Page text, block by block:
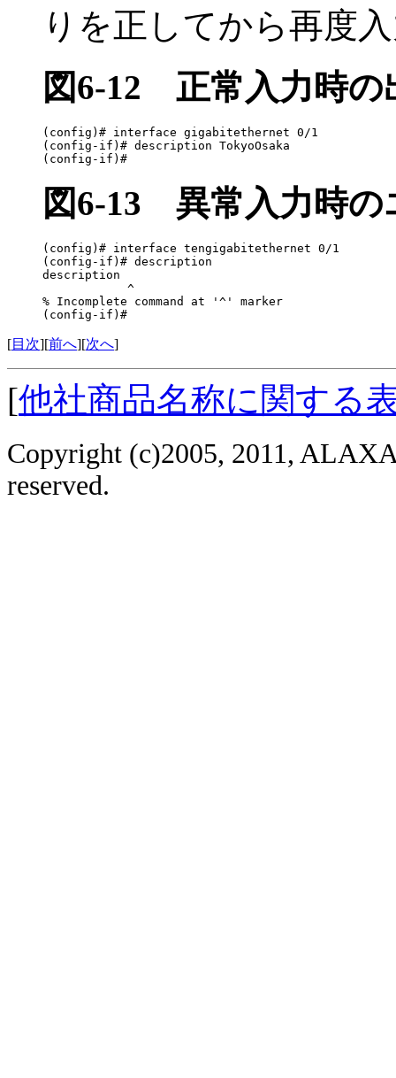
りを正してから再度
図6-12 正常入力時の
(config)# interface gigabitethernet 0/1
(config-if)# description TokyoOsaka
(config-if)#
図6-13 異常入力時
(config)# interface tengigabitethernet 0/1
(config-if)# description
description
            ^
% Incomplete command at '^' marker
(config-if)#
[目次][前へ][次へ]
[他社商品名称に関する
Copyright (c)2005, 2011,
reserved.